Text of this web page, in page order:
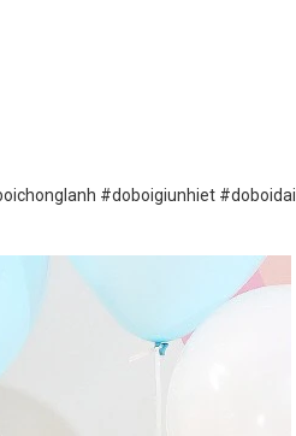
#doboigiunhiet #doboidai